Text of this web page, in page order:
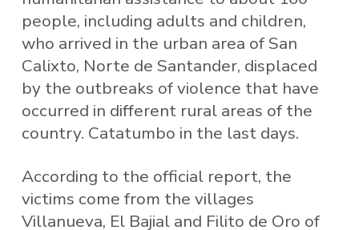
people, including adults and children,
who arrived in the urban area of ​​San
Calixto, Norte de Santander, displaced
by the outbreaks of violence that have
occurred in different rural areas of the
country. Catatumbo in the last days.
According to the official report, the
victims come from the villages
Villanueva, El Bajial and Filito de Oro of